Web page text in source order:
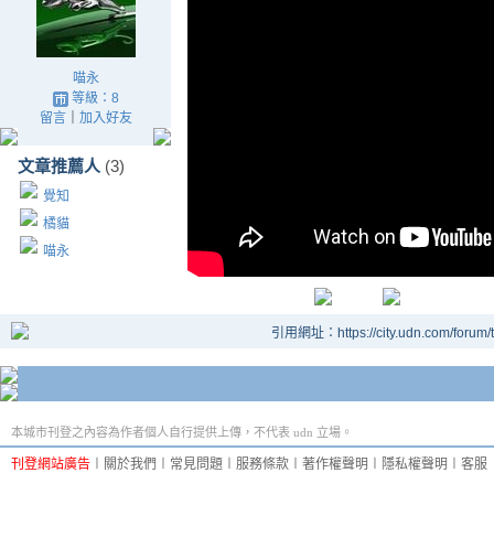
喵永
等級：8
留言｜ 加入好友
文章推薦人 (3)
覺知
橘貓
喵永
引用網址：https://city.udn.com/
本城市刊登之內容為作者個人自行提供上傳，不代表 udn 立場。
刊登網站廣告 關於我們 常見問題 服務條款 著作權聲明 隱私權聲明 客服